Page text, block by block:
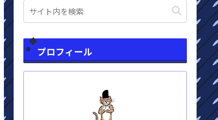
プロフィール